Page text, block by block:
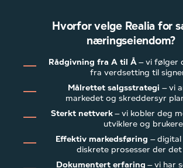
Hvorfor velge Realia for
næringseiendom?
Rådgivning fra A til Å– vi følger
fra verdsetting til
Målrettet salgsstrategi – vi
markedet og skreddersyr
Sterkt nettverk– vi kobler deg
utviklere og brukere
Effektiv markedsføring –
diskrete prosesser der
Dokumentert erfaring – vi har